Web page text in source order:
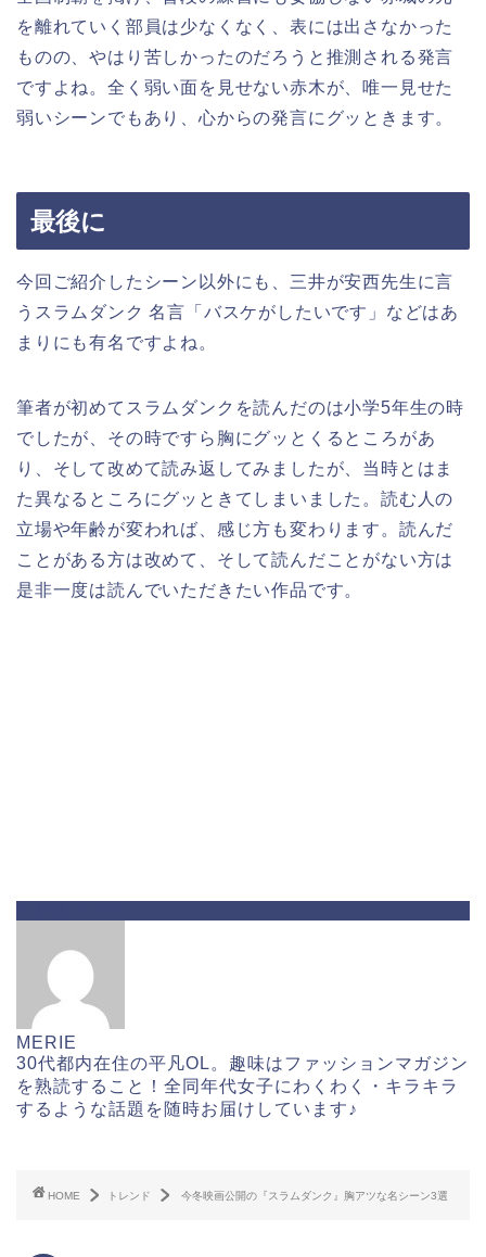
を離れていく部員は少なくなく、表には出さなかった
ものの、やはり苦しかったのだろうと推測される発言
ですよね。全く弱い面を見せない赤木が、唯一見せた
弱いシーンでもあり、心からの発言にグッときます。
最後に
今回ご紹介したシーン以外にも、三井が安西先生に言
うスラムダンク 名言「バスケがしたいです」などはあ
まりにも有名ですよね。
筆者が初めてスラムダンクを読んだのは小学5年生の時
でしたが、その時ですら胸にグッとくるところがあ
り、そして改めて読み返してみましたが、当時とはま
た異なるところにグッときてしまいました。読む人の
立場や年齢が変われば、感じ方も変わります。読んだ
ことがある方は改めて、そして読んだことがない方は
是非一度は読んでいただきたい作品です。
MERIE
30代都内在住の平凡OL。趣味はファッションマガジン
を熟読すること！全同年代女子にわくわく・キラキラ
するような話題を随時お届けしています♪
HOME トレンド 今冬映画公開の『スラムダンク』胸アツな名シーン3選